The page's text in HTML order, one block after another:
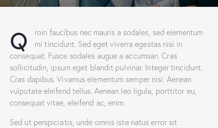
Q
roin faucibus nec mauris a sodales, sed elementum
mi tincidunt. Sed eget viverra egestas nisi in
consequat. Fusce sodales augue a accumsan. Cras
sollicitudin, ipsum eget blandit pulvinar. Integer tincidunt.
Cras dapibus. Vivamus elementum semper nisi. Aenean
vulputate eleifend tellus. Aenean leo ligula, porttitor eu,
consequat vitae, eleifend ac, enim.
Sed ut perspiciatis, unde omnis iste natus error sit